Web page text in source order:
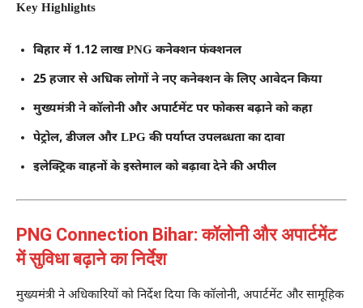
Key Highlights
बिहार में 1.12 लाख PNG कनेक्शन फंक्शनल
25 हजार से अधिक लोगों ने नए कनेक्शन के लिए आवेदन किया
मुख्यमंत्री ने कॉलोनी और अपार्टमेंट पर फोकस बढ़ाने को कहा
पेट्रोल, डीजल और LPG की पर्याप्त उपलब्धता का दावा
इलेक्ट्रिक वाहनों के इस्तेमाल को बढ़ावा देने की अपील
PNG Connection Bihar: कॉलोनी और अपार्टमेंट
में सुविधा बढ़ाने का निर्देश
मुख्यमंत्री ने अधिकारियों को निर्देश दिया कि कॉलोनी, अपार्टमेंट और सामूहिक